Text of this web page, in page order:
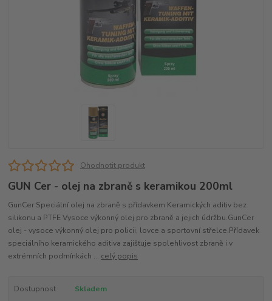
Ohodnotit produkt
GUN Cer - olej na zbraně s keramikou 200ml
GunCer Speciální olej na zbraně s přídavkem Keramických aditiv bez
silikonu a PTFE Vysoce výkonný olej pro zbraně a jejich údržbu.GunCer
olej - vysoce výkonný olej pro policii, lovce a sportovní střelce.Přídavek
speciálního keramického aditiva zajišťuje spolehlivost zbraně i v
extrémních podmínkách ... celý popis
Dostupnost Skladem